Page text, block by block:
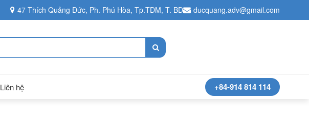
47 Thích Quảng Đức, Ph. Phú Hòa, Tp.TDM, T. BD ducquang.adv@gmail.com
Liên hệ +84-914 814 114